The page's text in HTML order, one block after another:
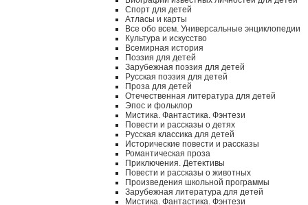
Спорт для детей
Атласы и карты
Все обо всем. Универсальные энциклопедии
Культура и искусство
Всемирная история
Поэзия для детей
Зарубежная поэзия для детей
Русская поэзия для детей
Проза для детей
Отечественная литература для детей
Эпос и фольклор
Мистика. Фантастика. Фэнтези
Повести и рассказы о детях
Русская классика для детей
Исторические повести и рассказы
Романтическая проза
Приключения. Детективы
Повести и рассказы о животных
Произведения школьной программы
Зарубежная литература для детей
Мистика. Фантастика. Фэнтези